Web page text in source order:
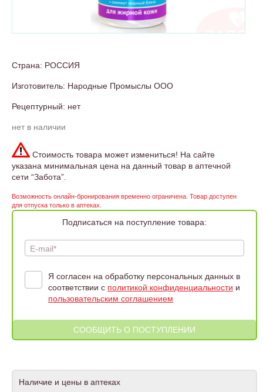
Страна: РОССИЯ
Изготовитель: Народные Промыслы ООО
Рецептурный: нет
нет в наличии
Стоимость товара может измениться! На сайте
указана минимальная цена на данный товар в аптечной
сети “Забота”.
Возможность онлайн-бронирования временно ограничена. Товар доступен
для отпуска только в аптеках.
Подписаться на поступление товара:
E-mail*
Я согласен на обработку персональных данных в
соответствии с политикой конфиденциальности и
пользовательским соглашением
Наличие и цены в аптеках